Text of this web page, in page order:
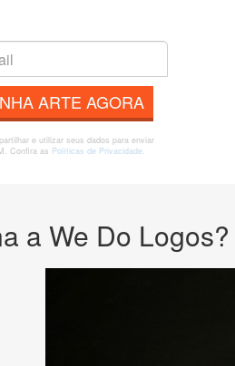
ARTE AGORA
e utilizar seus dados para enviar
Confira as Políticas de Privacidade.
a We Do Logos?